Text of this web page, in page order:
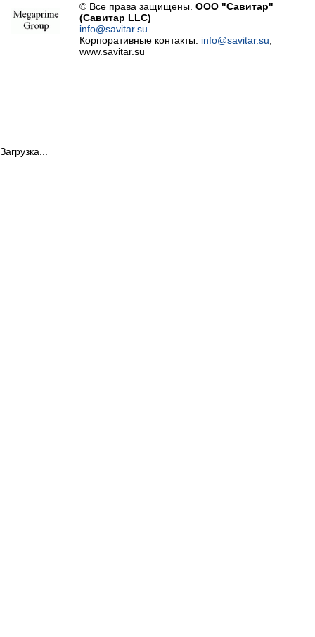
© Все права защищены.ООО "Савитар"
(Савитар LLC)
info@savitar.su
Корпоративные контакты: info@savitar.su
www.savitar.su
Загрузка...